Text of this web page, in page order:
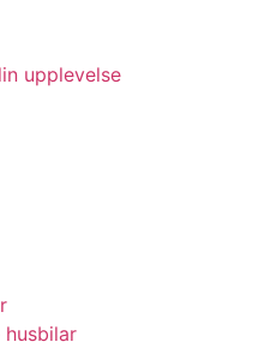
upplevelse
husbilar